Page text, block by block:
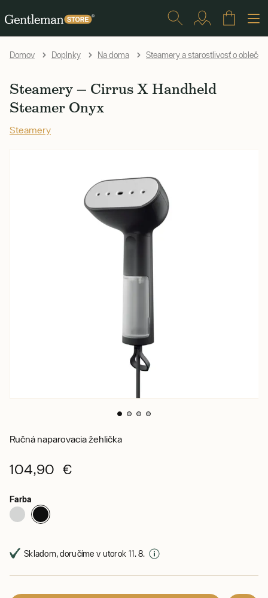
Domov Doplnky Na doma Steamery a starostlivosť o
Steamery — Cirrus X Handheld
Steamer Onyx
Steamery
Ručná naparovacia žehlička
104,90 €
Farba
Skladom, doručíme v utorok 11. 8.